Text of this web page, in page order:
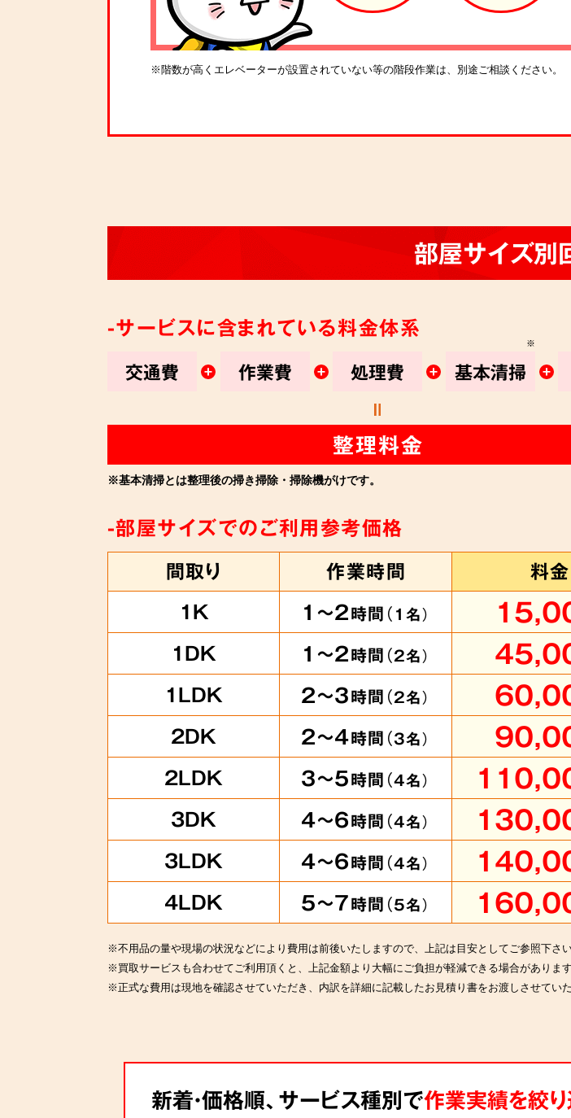
※階数が高くエレベーターが設置されていない等の階段作業は、別途ご相談ください。
部屋サイズ別
-サービスに含まれている料金体系
交通費 作業費 処理費 基本清掃
※
整理料金
※基本清掃とは整理後の掃き掃除・掃除機がけです。
-部屋サイズでのご利用参考価格
間取り 作業時間
料金
1K
1～2時間（1名）
1DK 1～2時間（2名）
1LDK 2～3時間（2名）
2DK 2～4時間（3名）
2LDK 3～5時間（4名）
3DK 4～6時間（4名）
3LDK 4～6時間（4名）
4LDK 5～7時間（5名）
※不用品の量や現場の状況などにより費用は前後いたしますので、上記は目安としてご参照下さい
※買取サービスも合わせてご利用頂くと、上記金額より大幅にご負担が軽減できる場合があります
※正式な費用は現地を確認させていただき、内訳を詳細に記載したお見積り書をお渡しさせていた
新着・価格順、サービス種別で作業実績を絞